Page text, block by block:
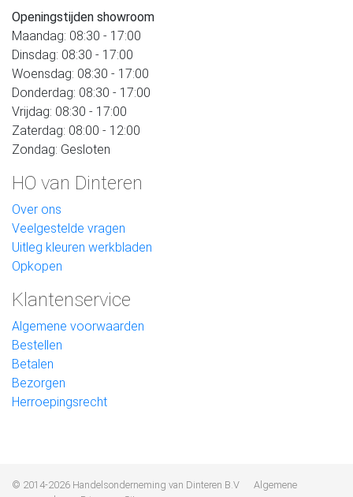
Openingstijden showroom
Maandag: 08:30 - 17:00
Dinsdag: 08:30 - 17:00
Woensdag: 08:30 - 17:00
Donderdag: 08:30 - 17:00
Vrijdag: 08:30 - 17:00
Zaterdag: 08:00 - 12:00
Zondag: Gesloten
HO van Dinteren
Over ons
Veelgestelde vragen
Uitleg kleuren werkbladen
Opkopen
Klantenservice
Algemene voorwaarden
Bestellen
Betalen
Bezorgen
Herroepingsrecht
© 2014-2026 Handelsonderneming van Dinteren B.V
Algemene